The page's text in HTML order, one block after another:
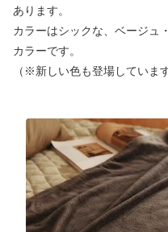
あります。
カラーはシックな、ベージュ
カラーです。
（※新しい色も登場しています